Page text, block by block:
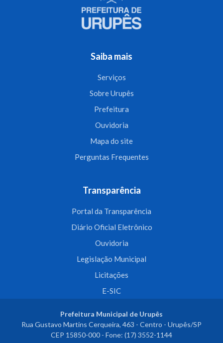
Saiba mais
Serviços
Sobre Urupês
Prefeitura
Ouvidoria
Mapa do site
Perguntas Frequentes
Transparência
Portal da Transparência
Diário Oficial Eletrônico
Ouvidoria
Legislação Municipal
Licitações
E-SIC
Prefeitura Municipal de Urupês
Rua Gustavo Martins Cerqueira, 463 - Centro - Urupês/SP
CEP 15850-000 - Fone: (17) 3552-1144